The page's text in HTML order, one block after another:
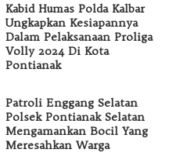
Kabid Humas Polda Kalbar
Ungkapkan Kesiapannya
Dalam Pelaksanaan Proliga
Volly 2024 Di Kota
Pontianak
Patroli Enggang Selatan
Polsek Pontianak Selatan
Mengamankan Bocil Yang
Meresahkan Warga